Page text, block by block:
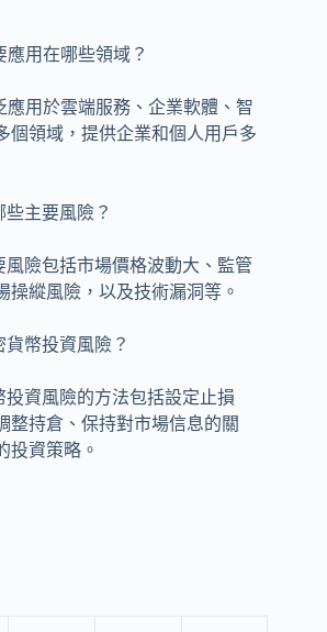
用在哪些領域？
用於雲端服務、企業軟體、智
個領域，提供企業和個人用戶多
主要風險？
風險包括市場價格波動大、監管
操縱風險，以及技術漏洞等。
幣投資風險？
投資風險的方法包括設定止損
整持倉、保持對市場信息的關
投資策略。